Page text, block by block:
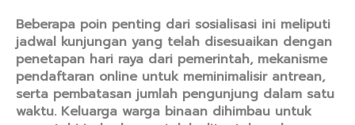
Beberapa poin penting dari sosialisasi ini meliputi
jadwal kunjungan yang telah disesuaikan dengan
penetapan hari raya dari pemerintah, mekanisme
pendaftaran online untuk meminimalisir antrean,
serta pembatasan jumlah pengunjung dalam satu
waktu. Keluarga warga binaan dihimbau untuk